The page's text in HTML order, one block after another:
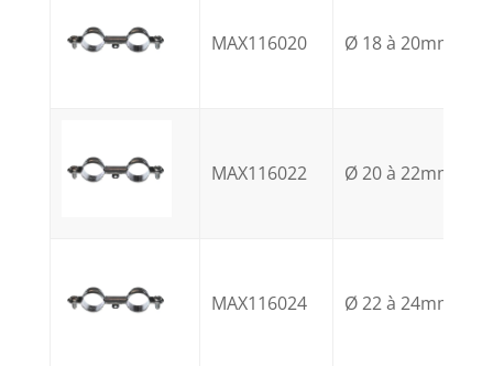
MAX116020 Ø 18 à 20mm
MAX116022 Ø 20 à 22mm
MAX116024 Ø 22 à 24mm